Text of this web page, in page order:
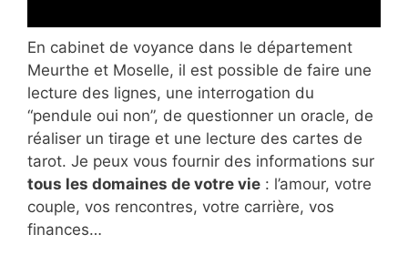
En cabinet de voyance dans le département
Meurthe et Moselle, il est possible de faire une
lecture des lignes, une interrogation du
“pendule oui non”, de questionner un oracle, de
réaliser un tirage et une lecture des cartes de
tarot. Je peux vous fournir des informations sur
tous les domaines de votre vie : l’amour, votre
couple, vos rencontres, votre carrière, vos
finances…